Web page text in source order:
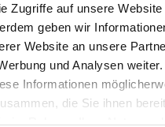
Zugriffe auf unsere
geben wir
Website an unsere
und Analysen
Informationen
die Sie ihnen
Arbeit. Fähigkeiten wie
und Schreiben waren da gar
Großmutter schon als
dem Hof, lernte Schweine
sich um den Haushalt,